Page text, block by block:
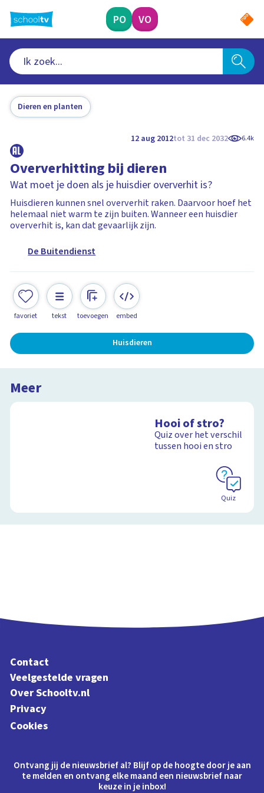
naar
hoofdinhoud
PO VO
Dieren en planten
12 aug 2012tot 31 dec 2032 6.4k
Oververhitting bij dieren
Wat moet je doen als je huisdier oververhit is?
Huisdieren kunnen snel oververhit raken. Daarvoor hoef het
helemaal niet warm te zijn buiten. Wanneer een huisdier
oververhit is, kan dat gevaarlijk zijn.
De Buitendienst
favoriet tekst toevoegen embed
Huisdieren
Meer
Hooi of stro?
Quiz over het verschil
tussen hooi en stro
Quiz
Contact
Veelgestelde vragen
Over Schooltv.nl
Privacy
Cookies
Ontvang jij de nieuwsbrief al? Blijf op de hoogte door je aan
te melden en ontvang elke maand een nieuwsbrief naar
keuze in je inbox!